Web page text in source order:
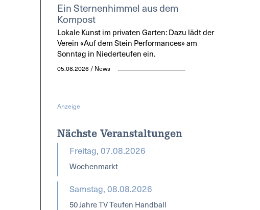
Ein Sternenhimmel aus dem
Kompost
Lokale Kunst im privaten Garten: Dazu lädt der
Verein «Auf dem Stein Performances» am
Sonntag in Niederteufen ein.
05.08.2026 / News
Anzeige
Nächste Veranstaltungen
Freitag, 07.08.2026
Wochenmarkt
Samstag, 08.08.2026
50 Jahre TV Teufen Handball